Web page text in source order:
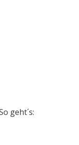
geht´s: